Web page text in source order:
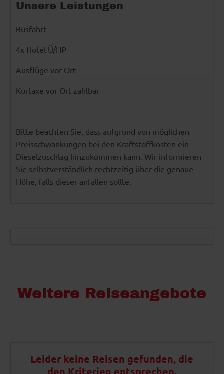
Unsere Leistungen
Busfahrt
4x Hotel Ü/HP
Ausflüge vor Ort
Kurtaxe vor Ort zahlbar
Bitte beachten Sie, dass aufgrund von möglichen
Preisschwankungen bei den Kraftstoffkosten ein
Dieselzuschlag hinzukommen kann. Wir informieren
Sie selbstverständlich rechtzeitig über die genaue
Höhe, falls dieser anfallen sollte.
Weitere Reiseangebote
Leider keine Reisen gefunden, die
den Kriterien entsprechen.